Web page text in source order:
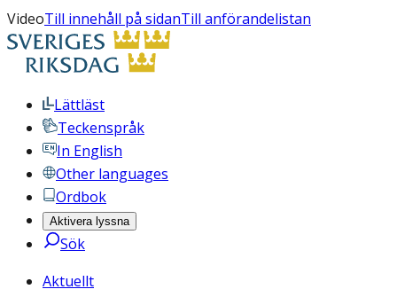
VideoTill innehåll på sidanTill anförandelistan
Lättläst
Teckenspråk
In English
Other languages
Ordbok
Aktivera lyssna
Sök
Aktuellt